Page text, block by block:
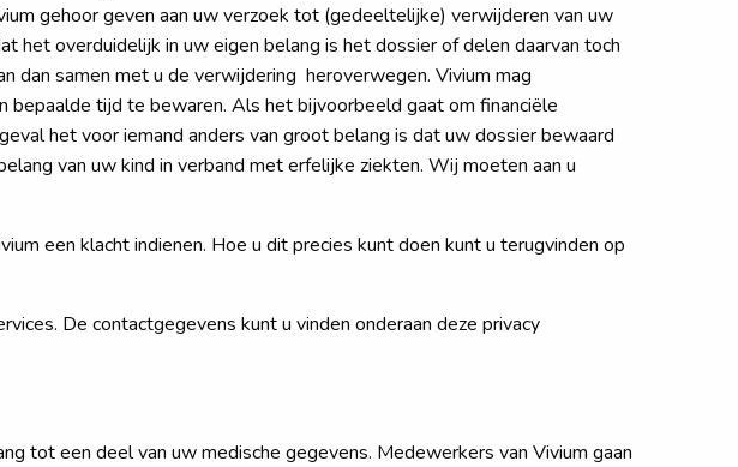
gehoor geven aan uw verzoek tot (gedeeltelijke) verwijderen van uw
het overduidelijk in uw eigen belang is het dossier of delen daarvan toch
dan samen met u de verwijdering heroverwegen. Vivium mag
tijd te bewaren. Als het bijvoorbeeld gaat om financiële
het voor iemand anders van groot belang is dat uw dossier bewaard
van uw kind in verband met erfelijke ziekten. Wij moeten aan u
een klacht indienen. Hoe u dit precies kunt doen kunt u terugvinden op
De contactgegevens kunt u vinden onderaan deze privacy
tot een deel van uw medische gegevens. Medewerkers van Vivium gaan